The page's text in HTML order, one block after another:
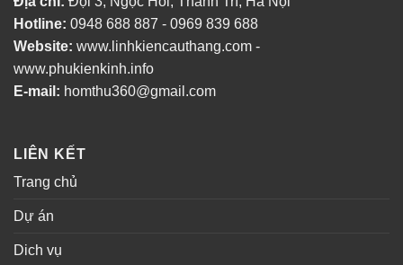
Hotline: 0948 688 887 - 0969 839 688
Website: www.linhkiencauthang.com -
www.phukienkinh.info
E-mail: homthu360@gmail.com
LIÊN KẾT
Trang chủ
Dự án
Dich vụ